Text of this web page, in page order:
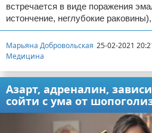
встречается в виде поражения
истончение, неглубокие раковины),
Марьяна Добровольская 25-02-2021
Медицина
Азарт, адреналин,
сойти с ума от